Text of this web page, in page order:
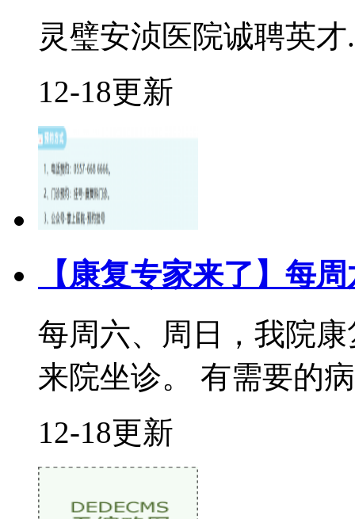
灵璧安浈医院诚聘英才
12-18更新
【康复专家来了】每
每周六、周日，我院
来院坐诊。 有需要的
12-18更新